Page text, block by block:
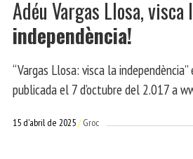
Adéu Vargas Llosa, visca
independència!
“Vargas Llosa: visca la
publicada el 7 d’octubre del 2.017 a
15 d'abril de 2025 Groc